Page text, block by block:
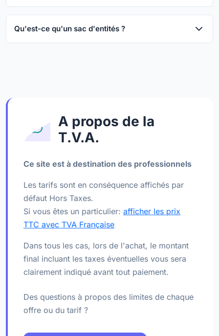
Qu'est-ce qu'un sac d'entités ?
A propos de la
T.V.A.
Ce site est à destination des professionnels
Les tarifs sont en conséquence affichés par
défaut Hors Taxes.
Si vous êtes un particulier: afficher les prix
TTC avec TVA Française
Dans tous les cas, lors de l'achat, le montant
final incluant les taxes éventuelles vous sera
clairement indiqué avant tout paiement.
Des questions à propos des limites de chaque
offre ou du tarif ?